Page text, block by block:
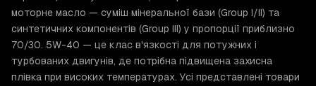
моторне масло — суміш мінеральної бази (Group I/II) та
синтетичних компонентів (Group III) у пропорції приблизно
70/30. 5W-40 — це клас в'язкості для потужних і
турбованих двигунів, де потрібна підвищена захисна
плівка при високих температурах. Усі представлені товари